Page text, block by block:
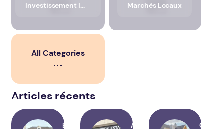
Investissement Immobilier Marchés Locaux
All Categories
Articles récents
Estimation maison la
Agence immobilière